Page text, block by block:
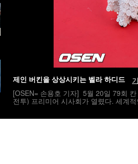
제인 버킨을 상상시키는 벨라 하디드
[OSEN= 손용호 기자] 5월 20일 79회
전투) 프리미어 시사회가 열렸다. 세계
진=게티이미지